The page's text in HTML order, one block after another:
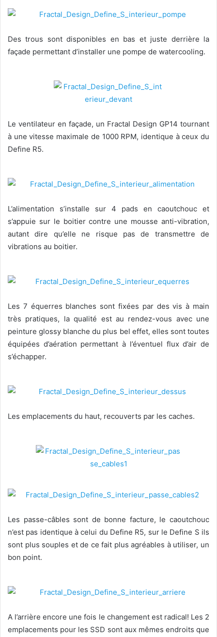
Des trous sont disponibles en bas et juste derrière la
façade permettant d’installer une pompe de watercooling.
Le ventilateur en façade, un Fractal Design GP14 tournant
à une vitesse maximale de 1000 RPM, identique à ceux du
Define R5.
L’alimentation s’installe sur 4 pads en caoutchouc et
s’appuie sur le boitier contre une mousse anti-vibration,
autant dire qu’elle ne risque pas de transmettre de
vibrations au boitier.
Les 7 équerres blanches sont fixées par des vis à main
très pratiques, la qualité est au rendez-vous avec une
peinture glossy blanche du plus bel effet, elles sont toutes
équipées d’aération permettant à l’éventuel flux d’air de
s’échapper.
Les emplacements du haut, recouverts par les caches.
Les passe-câbles sont de bonne facture, le caoutchouc
n’est pas identique à celui du Define R5, sur le Define S ils
sont plus souples et de ce fait plus agréables à utiliser, un
bon point.
A l’arrière encore une fois le changement est radical! Les 2
emplacements pour les SSD sont aux mêmes endroits que